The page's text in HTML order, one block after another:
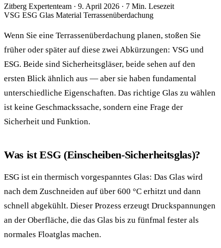
Zitberg Expertenteam · 9. April 2026 · 7 Min. Lesezeit
VSG ESG Glas Material Terrassenüberdachung
Wenn Sie eine Terrassenüberdachung planen, stoßen Sie
früher oder später auf diese zwei Abkürzungen: VSG und
ESG. Beide sind Sicherheitsgläser, beide sehen auf den
ersten Blick ähnlich aus — aber sie haben fundamental
unterschiedliche Eigenschaften. Das richtige Glas zu wählen
ist keine Geschmackssache, sondern eine Frage der
Sicherheit und Funktion.
Was ist ESG (Einscheiben-Sicherheitsglas)?
ESG ist ein thermisch vorgespanntes Glas: Das Glas wird
nach dem Zuschneiden auf über 600 °C erhitzt und dann
schnell abgekühlt. Dieser Prozess erzeugt Druckspannungen
an der Oberfläche, die das Glas bis zu fünfmal fester als
normales Floatglas machen.